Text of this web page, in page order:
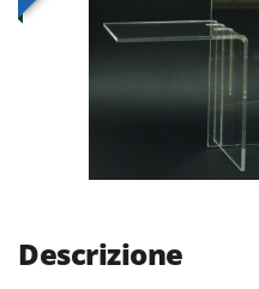
Descrizione